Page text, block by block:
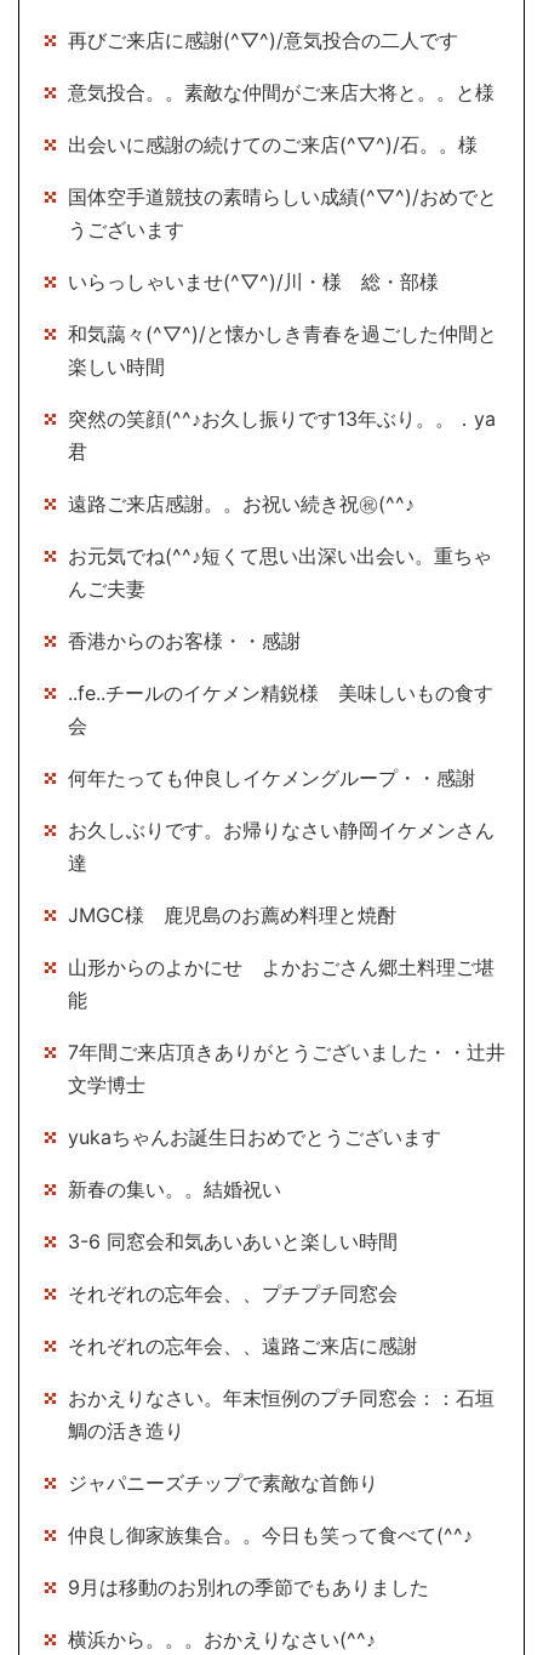
再びご来店に感謝(^▽^)/意気投合の二人です
意気投合。。素敵な仲間がご来店大将と。。と様
出会いに感謝の続けてのご来店(^▽^)/石。。様
国体空手道競技の素晴らしい成績(^▽^)/おめでと
うございます
いらっしゃいませ(^▽^)/川・様 総・部様
和気藹々(^▽^)/と懐かしき青春を過ごした仲間と
楽しい時間
突然の笑顔(^^♪お久し振りです13年ぶり。。．ya
君
遠路ご来店感謝。。お祝い続き祝㊗(^^♪
お元気でね(^^♪短くて思い出深い出会い。重ちゃ
んご夫妻
香港からのお客様・・感謝
..fe..チールのイケメン精鋭様 美味しいもの食す
会
何年たっても仲良しイケメングループ・・感謝
お久しぶりです。お帰りなさい静岡イケメンさん
達
JMGC様 鹿児島のお薦め料理と焼酎
山形からのよかにせ よかおごさん郷土料理ご堪
能
7年間ご来店頂きありがとうございました・・辻井
文学博士
yukaちゃんお誕生日おめでとうございます
新春の集い。。結婚祝い
3-6 同窓会和気あいあいと楽しい時間
それぞれの忘年会、、プチプチ同窓会
それぞれの忘年会、、遠路ご来店に感謝
おかえりなさい。年末恒例のプチ同窓会：：石垣
鯛の活き造り
ジャパニーズチップで素敵な首飾り
仲良し御家族集合。。今日も笑って食べて(^^♪
9月は移動のお別れの季節でもありました
横浜から。。。おかえりなさい(^^♪